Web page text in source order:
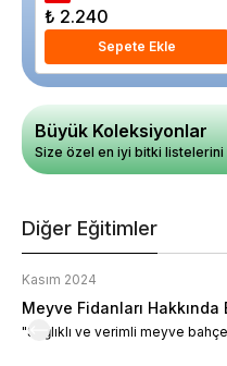
₺ 2.240
Sepete Ekle
Büyük Koleksiyonlar
Size özel en iyi bitki
Diğer Eğitimler
Kasım 2024
Meyve Fidanları
"Sağlıklı ve verimli meyve